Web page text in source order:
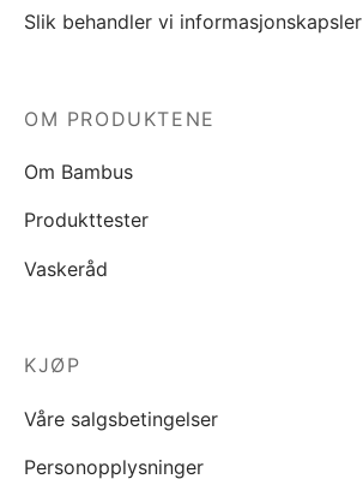
Slik behandler vi informasjonskapsler
OM PRODUKTENE
Om Bambus
Produkttester
Vaskeråd
KJØP
Våre salgsbetingelser
Personopplysninger